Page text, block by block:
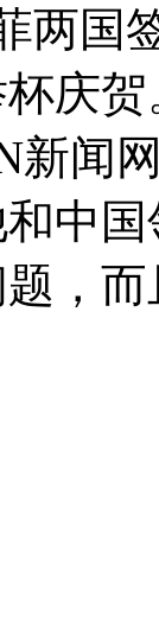
两国
庆
新闻
中
，